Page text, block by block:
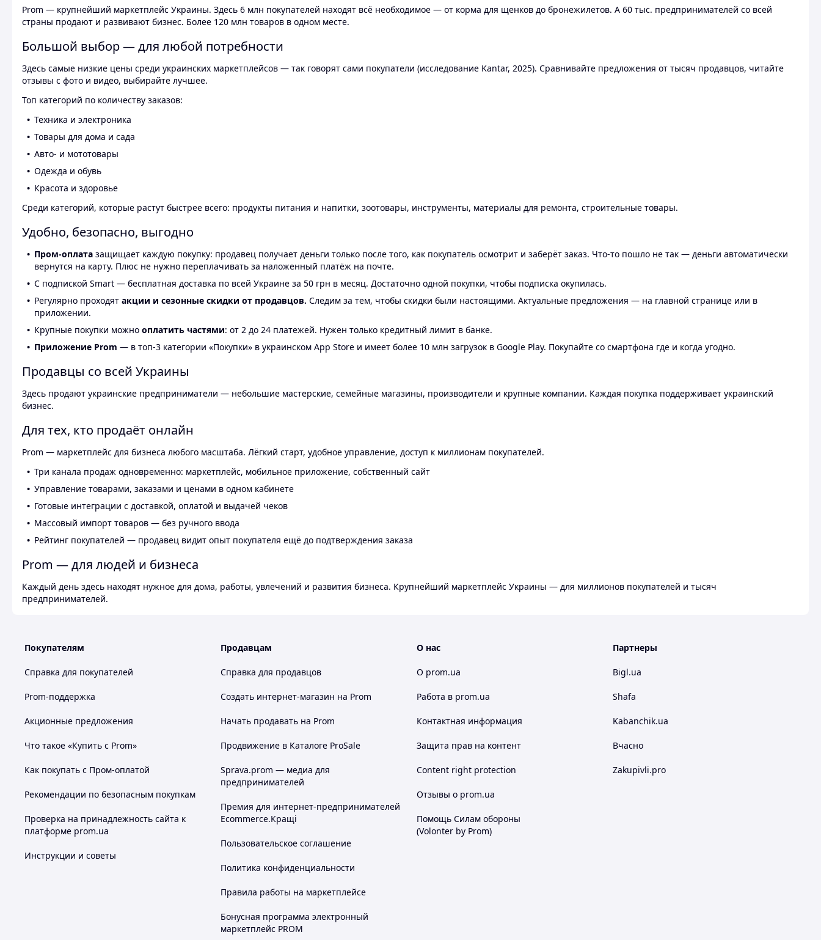
Prom — крупнейший маркетплейс Украины. Здесь 6 млн покупателей находят всё необходимое — от корма для щенков до бронежилетов. А 60 тыс. предпринимателей со всей
страны продают и развивают бизнес. Более 120 млн товаров в одном месте.
Большой выбор — для любой потребности
Здесь самые низкие цены среди украинских маркетплейсов — так говорят сами покупатели (исследование Kantar, 2025). Сравнивайте предложения от тысяч продавцов, читайте
отзывы с фото и видео, выбирайте лучшее.
Топ категорий по количеству заказов:
Техника и электроника
Товары для дома и сада
Авто- и мототовары
Одежда и обувь
Красота и здоровье
Среди категорий, которые растут быстрее всего: продукты питания и напитки, зоотовары, инструменты, материалы для ремонта, строительные товары.
Удобно, безопасно, выгодно
Пром-оплата защищает каждую покупку: продавец получает деньги только после того, как покупатель осмотрит и заберёт заказ. Что-то пошло не так — деньги автоматически
вернутся на карту. Плюс не нужно переплачивать за наложенный платёж на почте.
С подпиской Smart — бесплатная доставка по всей Украине за 50 грн в месяц. Достаточно одной покупки, чтобы подписка окупилась.
Регулярно проходят акции и сезонные скидки от продавцов. Следим за тем, чтобы скидки были настоящими. Актуальные предложения — на главной странице или в
приложении.
Крупные покупки можно оплатить частями: от 2 до 24 платежей. Нужен только кредитный лимит в банке.
Приложение Prom — в топ-3 категории «Покупки» в украинском App Store и имеет более 10 млн загрузок в Google Play. Покупайте со смартфона где и когда угодно.
Продавцы со всей Украины
Здесь продают украинские предприниматели — небольшие мастерские, семейные магазины, производители и крупные компании. Каждая покупка поддерживает украинский
бизнес.
Для тех, кто продаёт онлайн
Prom — маркетплейс для бизнеса любого масштаба. Лёгкий старт, удобное управление, доступ к миллионам покупателей.
Три канала продаж одновременно: маркетплейс, мобильное приложение, собственный сайт
Управление товарами, заказами и ценами в одном кабинете
Готовые интеграции с доставкой, оплатой и выдачей чеков
Массовый импорт товаров — без ручного ввода
Рейтинг покупателей — продавец видит опыт покупателя ещё до подтверждения заказа
Prom — для людей и бизнеса
Каждый день здесь находят нужное для дома, работы, увлечений и развития бизнеса. Крупнейший маркетплейс Украины — для миллионов покупателей и тысяч
предпринимателей.
Покупателям
Справка для покупателей
Prom-поддержка
Акционные предложения
Что такое «Купить с Prom»
Как покупать с Пром-оплатой
Рекомендации по безопасным покупкам
Проверка на принадлежность сайта к
платформе prom.ua
Инструкции и советы
Продавцам
Справка для продавцов
Создать интернет-магазин на Prom
Начать продавать на Prom
Продвижение в Каталоге ProSale
Sprava.prom — медиа для
предпринимателей
Премия для интернет-предпринимателей
Ecommerce.Кращі
Пользовательское соглашение
Политика конфиденциальности
Правила работы на маркетплейсе
Бонусная программа электронный
маркетплейс PROM
О нас
О prom.ua
Работа в prom.ua
Контактная информация
Защита прав на контент
Content right protection
Отзывы о prom.ua
Помощь Силам обороны
(Volonter by Prom)
Партнеры
Bigl.ua
Shafa
Kabanchik.ua
Вчасно
Zakupivli.pro